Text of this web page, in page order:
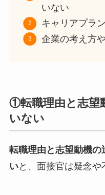
いない
キャリアプラ
企業の考え方
①転職理由と志望
いない
転職理由と志望動機
いと、面接官は疑念や